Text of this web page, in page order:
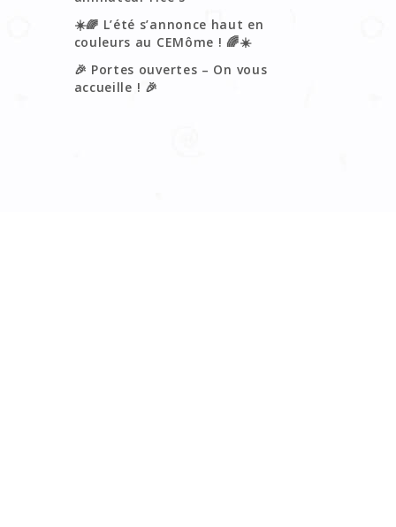
☀️🌈 L’été s’annonce haut en
couleurs au CEMôme ! 🌈☀️
🎉 Portes ouvertes – On vous
accueille ! 🎉